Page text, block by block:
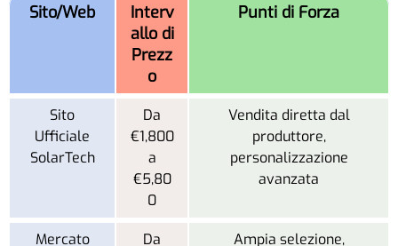
Sito/Web
Interv
allo di
Prezz
o
Punti di Forza
Sito
Ufficiale
SolarTech
Da
€1,800
a
€5,80
0
Vendita diretta dal
produttore,
personalizzazione
avanzata
Mercato
Da
Ampia selezione,